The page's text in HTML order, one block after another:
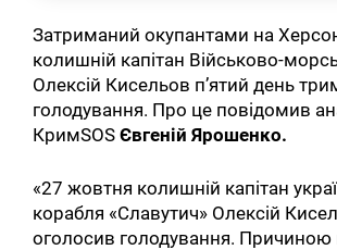
Затриманий окупантами на
колишній капітан Військово-
Олексій Кисельов п’ятий день
голодування. Про це повідомив
КримSOSЄвгеній Ярошенко.
«27 жовтня колишній капітан
корабля «Славутич» Олексій
оголосив голодування. Причиною